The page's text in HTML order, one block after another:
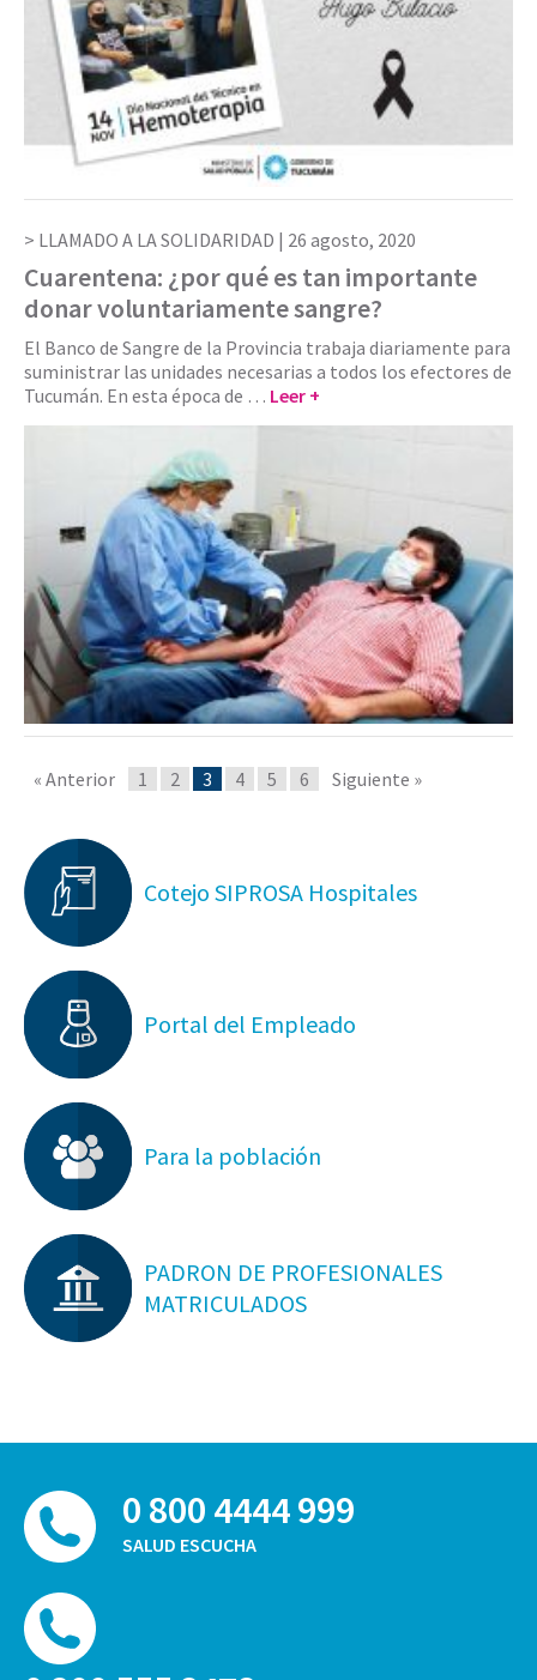
LLAMADO A LA SOLIDARIDAD | 26 agosto, 2020
Cuarentena: ¿por qué es tan importante
donar voluntariamente sangre?
El Banco de Sangre de la Provincia trabaja diariamente para
suministrar las unidades necesarias a todos los efectores de
Tucumán. En esta época de … Leer +
« Anterior 1 2 3 4 5 6 Siguiente »
Cotejo SIPROSA Hospitales
Portal del Empleado
Para la población
PADRON DE PROFESIONALES
MATRICULADOS
0 800 4444 999
SALUD ESCUCHA